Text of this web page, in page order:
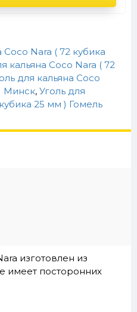
Coco Nara ( 72 кубика
кальяна Coco Nara ( 72
для кальяна Coco
Минск, Уголь для
25 мм ) Гомель
изготовлен из
имеет посторонних